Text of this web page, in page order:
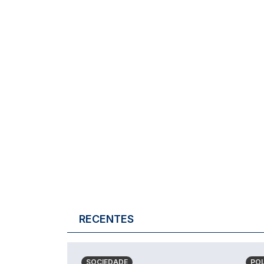
RECENTES
SOCIEDADE